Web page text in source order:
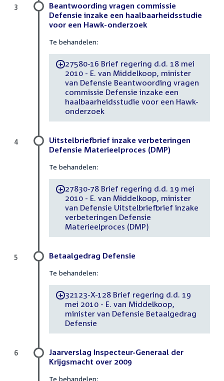
Beantwoording vragen commissie
Defensie inzake een haalbaarheidsstudie
voor een Hawk-onderzoek
Te behandelen:
-27580-16 Brief regering d.d. 18 mei
2010 - E. van Middelkoop, minister
van Defensie Beantwoording vragen
commissie Defensie inzake een
haalbaarheidsstudie voor een Hawk-
onderzoek
3
Uitstelbriefbrief inzake verbeteringen
Defensie Materieelproces (DMP)
Te behandelen:
-27830-78 Brief regering d.d. 19 mei
2010 - E. van Middelkoop, minister
van Defensie Uitstelbriefbrief inzake
verbeteringen Defensie
Materieelproces (DMP)
4
Betaalgedrag Defensie
Te behandelen:
-32123-X-128 Brief regering d.d. 19
mei 2010 - E. van Middelkoop,
minister van Defensie Betaalgedrag
Defensie
5
Jaarverslag Inspecteur-Generaal der
Krijgsmacht over 2009
Te behandelen:
6